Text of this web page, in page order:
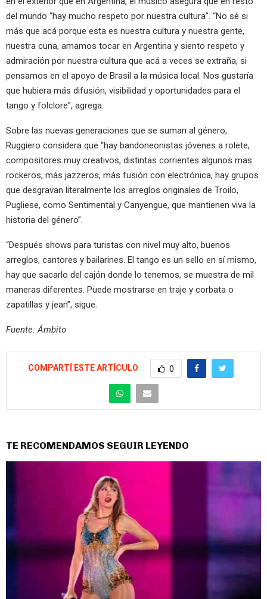
del mundo “hay mucho respeto por nuestra cultura”. “No sé si
más que acá porque esta es nuestra cultura y nuestra gente,
nuestra cuna, amamos tocar en Argentina y siento respeto y
admiración por nuestra cultura que acá a veces se extraña, si
pensamos en el apoyo de Brasil a la música local. Nos gustaría
que hubiera más difusión, visibilidad y oportunidades para el
tango y folclore”, agrega.
Sobre las nuevas generaciones que se suman al género,
Ruggiero considera que “hay bandoneonistas jóvenes a rolete,
compositores muy creativos, distintas corrientes algunos mas
rockeros, más jazzeros, más fusión con electrónica, hay grupos
que desgravan literalmente los arreglos originales de Troilo,
Pugliese, como Sentimental y Canyengue, que mantienen viva la
historia del género”.
“Después shows para turistas con nivel muy alto, buenos
arreglos, cantores y bailarines. El tango es un sello en sí mismo,
hay que sacarlo del cajón donde lo tenemos, se muestra de mil
maneras diferentes. Puede mostrarse en traje y corbata o
zapatillas y jean”, sigue.
Fuente: Ámbito
COMPARTÍ ESTE ARTÍCULO 0
TE RECOMENDAMOS SEGUIR LEYENDO